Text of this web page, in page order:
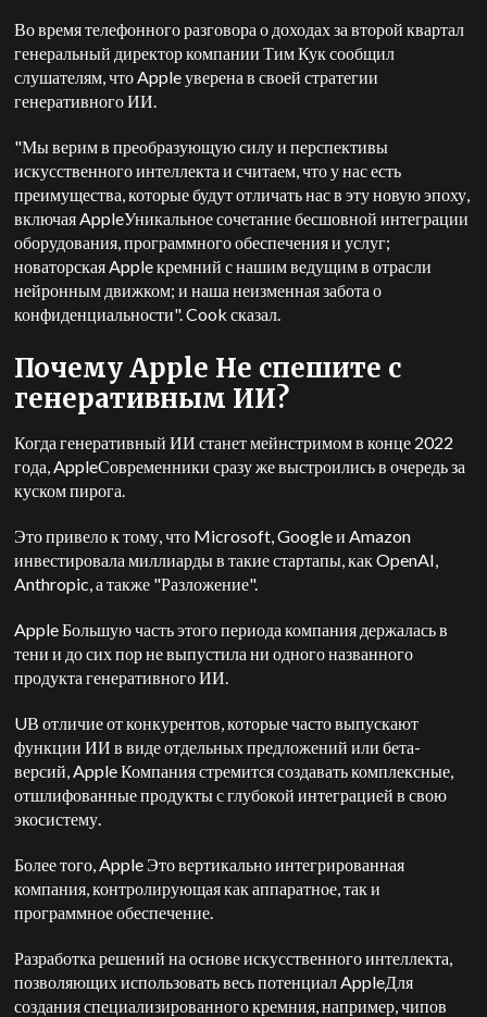
Во время телефонного разговора о доходах за второй квартал
генеральный директор компании Тим Кук сообщил
слушателям, чтоAppleуверена в своей стратегии
генеративного ИИ.
"Мы верим в преобразующую силу и перспективы
искусственного интеллекта и считаем, что у нас есть
преимущества, которые будут отличать нас в эту новую эпоху,
включаяAppleУникальное сочетание бесшовной интеграции
оборудования, программного обеспечения и услуг;
новаторскаяAppleкремний с нашим ведущим в отрасли
нейронным движком; и наша неизменная забота о
конфиденциальности".Cook сказал.
ПочемуApple Не спешите с
генеративным ИИ?
Когда генеративный ИИ станет мейнстримом в конце 2022
года,AppleСовременники сразу же выстроились в очередь за
куском пирога.
Это привело к тому, что Microsoft, Google иAmazon
инвестировала миллиарды в такие стартапы, какOpenAI,
Anthropic, а также "Разложение".
AppleБольшую часть этого периода компания держалась в
тени и до сих пор не выпустила ни одного названного
продукта генеративного ИИ.
UВ отличие от конкурентов, которые часто выпускают
функции ИИ в виде отдельных предложений или бета-
версий,AppleКомпания стремится создавать комплексные,
отшлифованные продукты с глубокой интеграцией в свою
экосистему.
Более того,Apple Это вертикально интегрированная
компания, контролирующая как аппаратное, так и
программное обеспечение.
Разработка решений на основе искусственного интеллекта,
позволяющих использовать весь потенциалAppleДля
создания специализированного кремния, например, чипов